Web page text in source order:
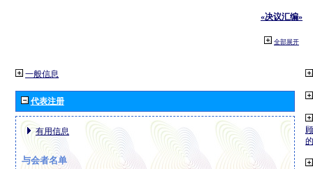
«决议汇编»
全部展开
一般信息
代表注册
有用信息
与会者名单